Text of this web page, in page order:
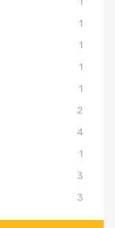
1
1
1
1
2
4
1
3
3